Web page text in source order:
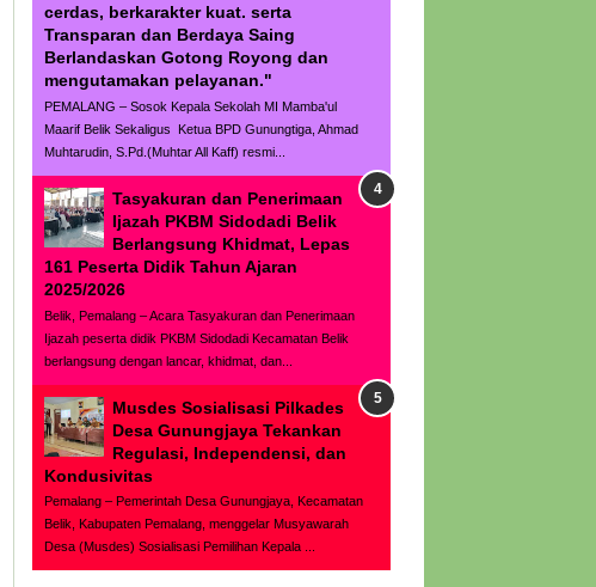
cerdas, berkarakter kuat. serta
Transparan dan Berdaya Saing
Berlandaskan Gotong Royong dan
mengutamakan pelayanan."
PEMALANG – Sosok Kepala Sekolah MI Mamba'ul
Maarif Belik Sekaligus Ketua BPD Gunungtiga, Ahmad
Muhtarudin, S.Pd.(Muhtar All Kaff) resmi...
Tasyakuran dan Penerimaan
Ijazah PKBM Sidodadi Belik
Berlangsung Khidmat, Lepas
161 Peserta Didik Tahun Ajaran
2025/2026
Belik, Pemalang – Acara Tasyakuran dan Penerimaan
Ijazah peserta didik PKBM Sidodadi Kecamatan Belik
berlangsung dengan lancar, khidmat, dan...
Musdes Sosialisasi Pilkades
Desa Gunungjaya Tekankan
Regulasi, Independensi, dan
Kondusivitas
Pemalang – Pemerintah Desa Gunungjaya, Kecamatan
Belik, Kabupaten Pemalang, menggelar Musyawarah
Desa (Musdes) Sosialisasi Pemilihan Kepala ...